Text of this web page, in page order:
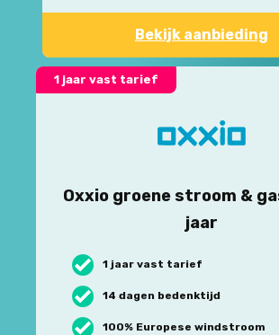
Bekijk aanbieding
1 jaar vast tarief
Oxxio groene stroom &
jaar
1 jaar vast tarief
14 dagen bedenktijd
100% Europese windstroom